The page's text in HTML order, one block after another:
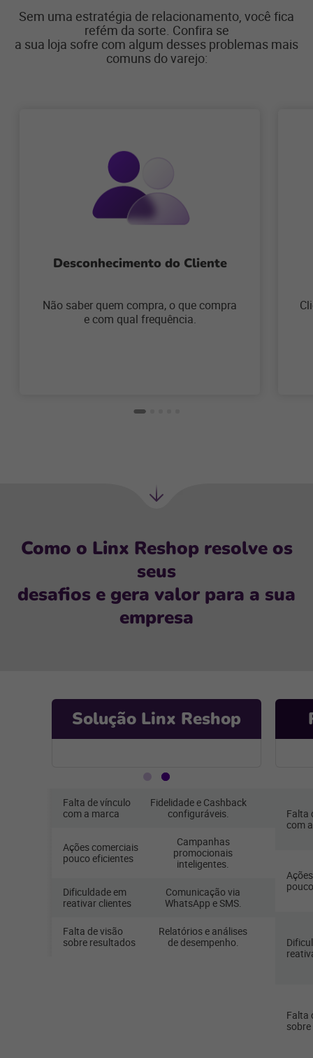
Sem uma estratégia de relacionamento, você fica
refém da sorte. Confira se
a sua loja sofre com algum desses problemas mais
comuns do varejo:
Desconhecimento do Cliente
Não saber quem compra, o que compra
e com qual frequência.
Como o Linx Reshop resolve os
seus
desafios e gera valor para a sua
empresa
Solução Linx Reshop
Falta de vínculo
com a marca
Fidelidade e Cashback
configuráveis.
Ações comerciais
pouco eficientes
Campanhas
promocionais
inteligentes.
Dificuldade em
reativar clientes
Comunicação via
WhatsApp e SMS.
Falta de visão
sobre resultados
Relatórios e análises
de desempenho.
Falta
com
Falta